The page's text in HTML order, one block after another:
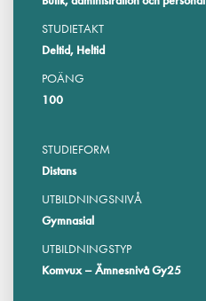
STUDIETAKT
Deltid, Heltid
POÄNG
100
STUDIEFORM
Distans
UTBILDNINGSNIVÅ
Gymnasial
UTBILDNINGSTYP
Komvux – Ämnesnivå Gy25